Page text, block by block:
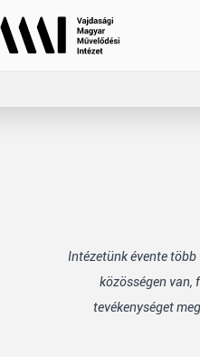
Intézetünk évente
közösségen van,
tevékenységet